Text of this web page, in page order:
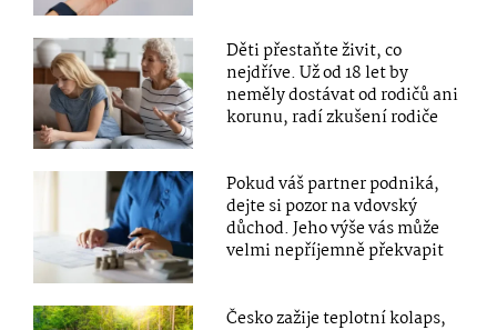
Děti přestaňte živit, co
nejdříve. Už od 18 let by
neměly dostávat od rodičů ani
korunu, radí zkušení rodiče
Pokud váš partner podniká,
dejte si pozor na vdovský
důchod. Jeho výše vás může
velmi nepříjemně překvapit
Česko zažije teplotní kolaps,